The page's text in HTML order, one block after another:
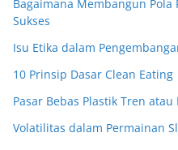
Bagaimana Membangun
Sukses
Isu Etika dalam
10 Prinsip Dasar Clean Eating
Pasar Bebas Plastik Tren
Volatilitas dalam Permainan